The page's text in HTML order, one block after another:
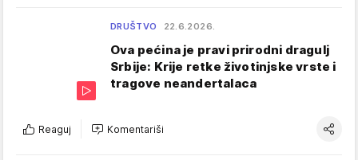
DRUŠTVO 22.6.2026.
Ova pećina je pravi prirodni dragulj
Srbije: Krije retke životinjske vrste i
tragove neandertalaca
Reaguj Komentariši